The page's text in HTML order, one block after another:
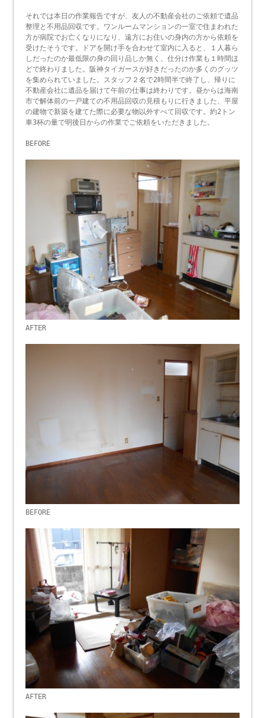
それでは本日の作業報告ですが、友人の不動産会社のご依頼で遺品
整理と不用品回収です。ワンルームマンションの一室で住まわれた
方が病院でお亡くなりになり、遠方にお住いの身内の方から依頼を
受けたそうです。ドアを開け手を合わせて室内に入ると、１人暮ら
しだったのか最低限の身の回り品しか無く、仕分け作業も１時間ほ
どで終わりました。阪神タイガースが好きだったのか多くのグッツ
を集められていました。スタッフ２名で2時間半で終了し、帰りに
不動産会社に遺品を届けて午前の仕事は終わりです。昼からは海南
市で解体前の一戸建ての不用品回収の見積もりに行きました、平屋
の建物で新築を建てた際に必要な物以外すべて回収です。約2トン
車3杯の量で明後日からの作業でご依頼をいただきました。
BEFORE
AFTER
BEFORE
AFTER